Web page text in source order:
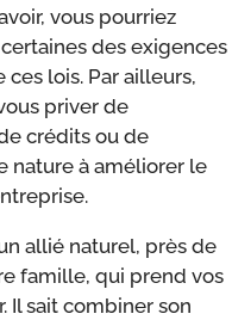
vous pourriez
des exigences
lois. Par ailleurs,
priver de
crédits ou de
nature à améliorer le
allié naturel, près de
famille, qui prend vos
Il sait combiner son